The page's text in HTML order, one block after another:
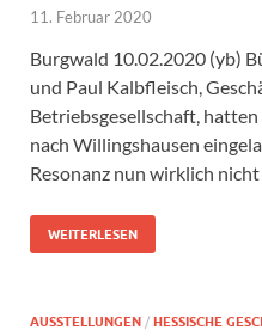
11. Februar 2020
Burgwald 10.02.2020 (yb)
und Paul Kalbfleisch,
Betriebsgesellschaft,
nach Willingshausen
Resonanz nun wirklich
WEITERLESEN
AUSSTELLUNGEN / HESSISCHE